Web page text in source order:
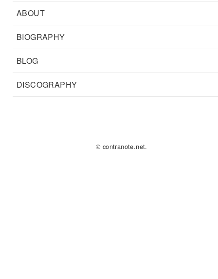
ABOUT
BIOGRAPHY
BLOG
DISCOGRAPHY
© contranote.net.